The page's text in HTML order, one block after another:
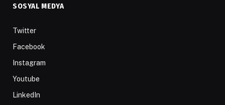
SOSYAL MEDYA
Twitter
Facebook
Instagram
Youtube
LinkedIn